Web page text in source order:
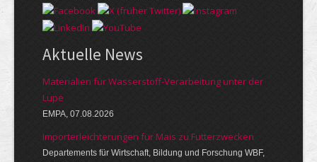
Aktuelle News
Materialien für Wasserstoff-Verarbeitung unter der
Lupe
EMPA, 07.08.2026
Importerleichterungen für Mais zu Futterzwecken
Departements für Wirtschaft, Bildung und Forschung WBF,